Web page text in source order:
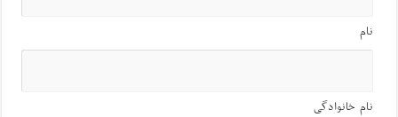
نام
نام خانوادگی